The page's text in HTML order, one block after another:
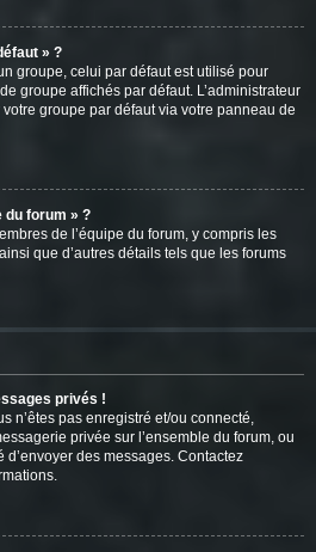
» ?
groupe, celui par défaut est utilisé pour
groupe affichés par défaut. L’administrateur
groupe par défaut via votre panneau de
du forum » ?
de l’équipe du forum, y compris les
que d’autres détails tels que les forums
privés !
n’êtes pas enregistré et/ou connecté,
privée sur l’ensemble du forum, ou
d’envoyer des messages. Contactez